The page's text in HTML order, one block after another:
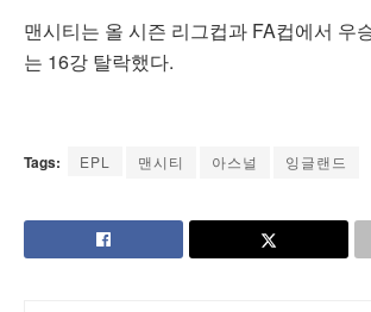
맨시티는 올 시즌 리그컵과 FA컵에서 우
는 16강 탈락했다.
Tags: EPL 맨시티 아스널 잉글랜드